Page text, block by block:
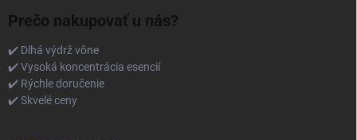
Prečo nakupovať u nás?
✔️ Dlhá výdrž vône
✔️ Vysoká koncentrácia esencií
✔️ Rýchle doručenie
✔️ Skvelé ceny